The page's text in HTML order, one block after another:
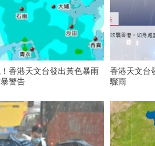
香港天文台發出黃色暴雨
警告
香港天文台發黃雨
驟雨